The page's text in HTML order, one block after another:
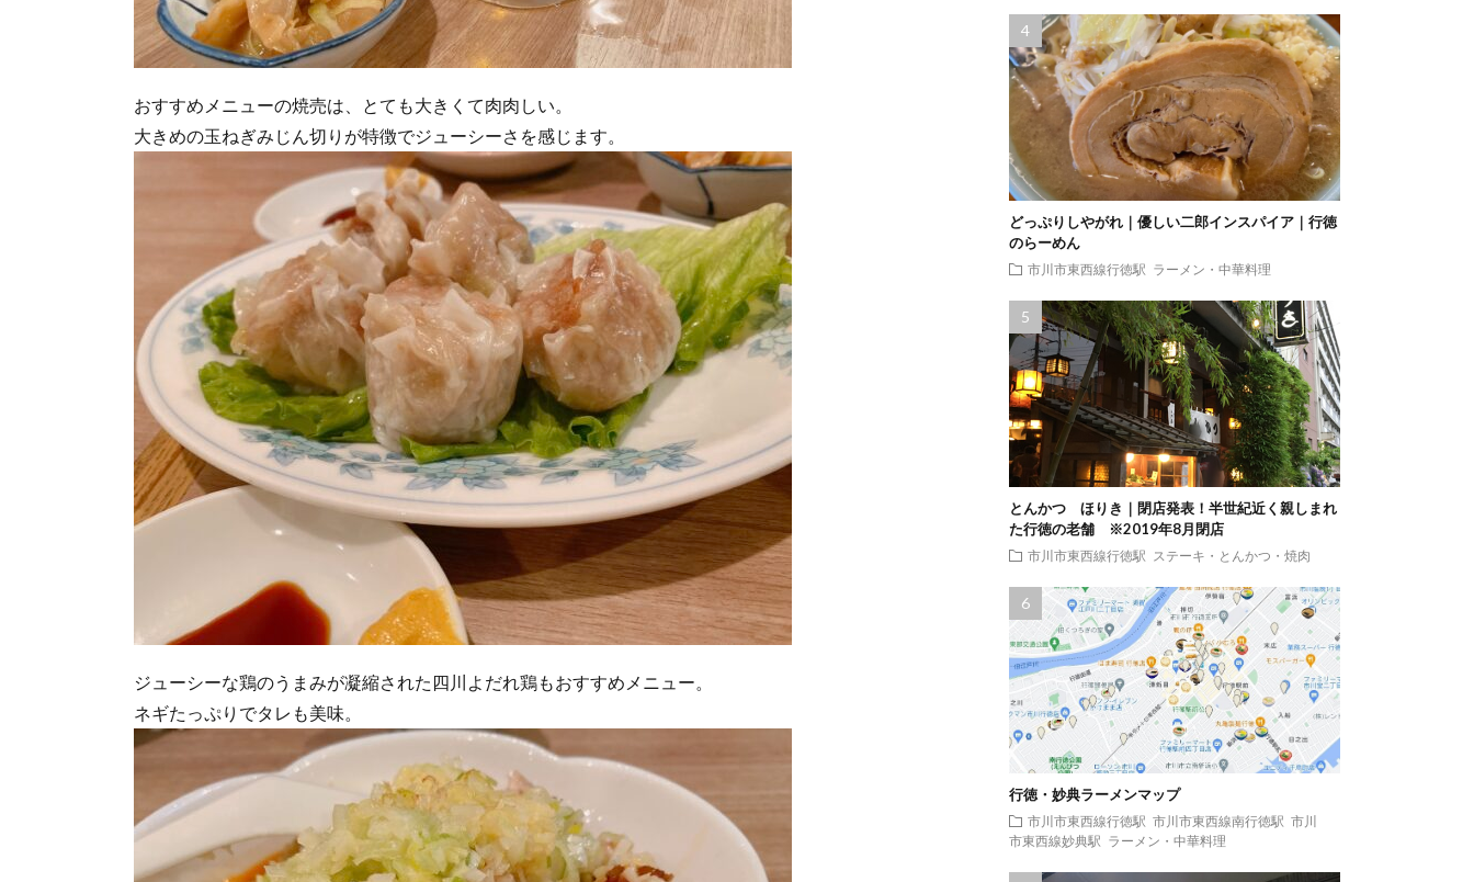
おすすめメニューの焼売は、とても大きくて肉肉しい。
大きめの玉ねぎみじん切りが特徴でジューシーさを感じます。
ジューシーな鶏のうまみが凝縮された四川よだれ鶏もおすすめメニュー。
ネギたっぷりでタレも美味。
どっぷりしやがれ｜優しい二郎インスパイア｜行徳
のらーめん
市川市東西線行徳駅 ラーメン・中華料理
とんかつ ほりき｜閉店発表！半世紀近く親しまれ
た行徳の老舗 ※2019年8月閉店
市川市東西線行徳駅 ステーキ・とんかつ・焼肉
行徳・妙典ラーメンマップ
市川市東西線行徳駅 市川市東西線南行徳駅 市川
市東西線妙典駅
ラーメン・中華料理